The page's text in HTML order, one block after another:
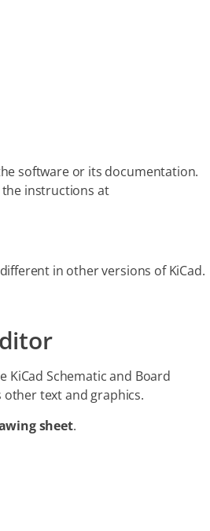
software or its documentation.
instructions at
in other versions of KiCad.
Schematic and Board
other text and graphics.
sheet.